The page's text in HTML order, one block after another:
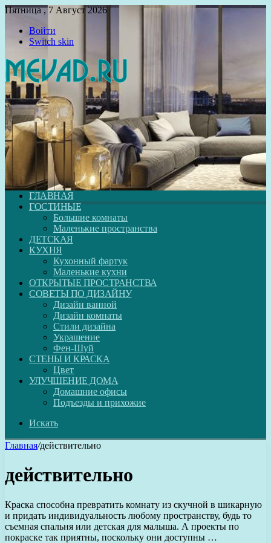
Пятница , 7 Август 2026
Войти
Switch skin
ГЛАВНАЯ
ГОСТИНЫЕ
Большие комнаты
Маленькие пространства
ДЕТСКАЯ
КУХНЯ
Кухонный фартук
Маленькие кухни
ОТКРЫТЫЕ ПРОСТРАНСТВА
СОВЕТЫ ПО ДИЗАЙНУ
Дизайн ванной
Дизайн комнаты
Стили дизайна
Украшение
Фен-Шуй
СТЕНЫ И КРАСКА
Цвет
УЛУЧШЕНИЕ ДОМА
Домашние офисы
Подъезды и прихожие
Искать
Главная/действительно
действительно
Краска способна превратить комнату из скучной в шикарную
и придать индивидуальность любому пространству, будь то
съемная спальня или детская для малыша. А проекты по
покраске так приятны, поскольку они доступны …